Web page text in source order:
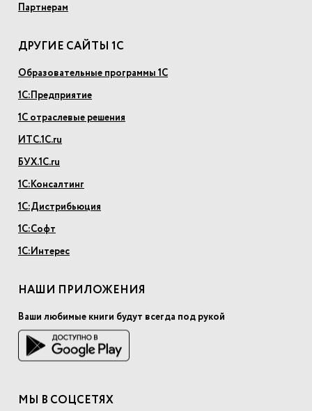
Партнерам
ДРУГИЕ САЙТЫ 1С
Образовательные программы 1С
1С:Предприятие
1С отраслевые решения
ИТС.1С.ru
БУХ.1С.ru
1С:Консалтинг
1С:Дистрибьюция
1С:Софт
1С:Интерес
НАШИ ПРИЛОЖЕНИЯ
Ваши любимые книги будут всегда под рукой
МЫ В СОЦСЕТЯХ